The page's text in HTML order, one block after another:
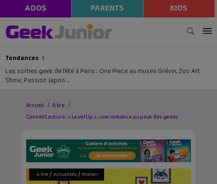
ADOS PARENTS KIDS
Tendances
Les sorties geek de l’été à Paris : One Piece au musée Grévin, Zoo Art
Show, Passion Japon…
Accueil
À lire
Conseil Lecture : « Level Up » , une romance au pays des geeks
À lire/ Actualités/ Roman